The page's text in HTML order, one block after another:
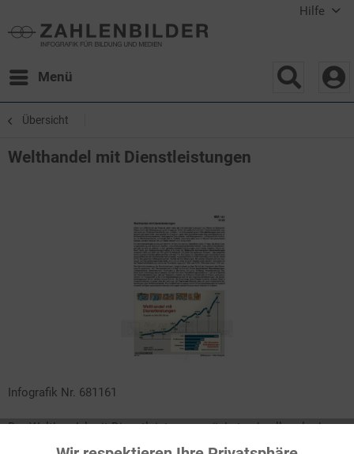
Hilfe
Menü
Übersicht
Welthandel mit Dienstleistungen
Infografik Nr. 681161
Der Welthandel mit Dienstleistungen wächst schneller als der
Warenaustausch, auch wenn er längst noch nicht dessen